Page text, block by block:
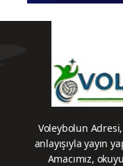
Voleybolun
anlayışıyla yayın
Amacımız,